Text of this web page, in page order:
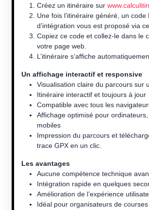
Créez un itinéraire sur
Une fois l’itinéraire généré, un code
d’intégration vous est proposé via
Copiez ce code et collez-le dans le
votre page web.
L’itinéraire s’affiche
Un affichage interactif et responsive
Visualisation claire du parcours sur
Itinéraire interactif et toujours à jour
Compatible avec tous les
Affichage optimisé pour
mobiles
Impression du parcours et
trace GPX en un clic.
Les avantages
Aucune compétence technique
Intégration rapide en quelques
Amélioration de l’expérience
Idéal pour organisateurs de